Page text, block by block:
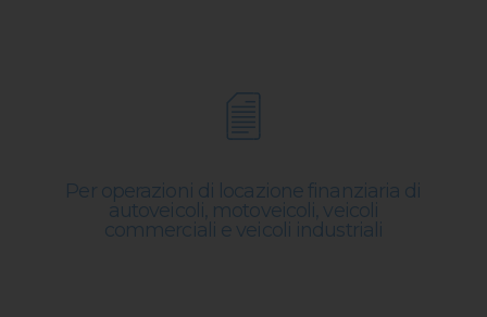
Per operazioni di locazione finanziaria di
autoveicoli, motoveicoli, veicoli
commerciali e veicoli industriali